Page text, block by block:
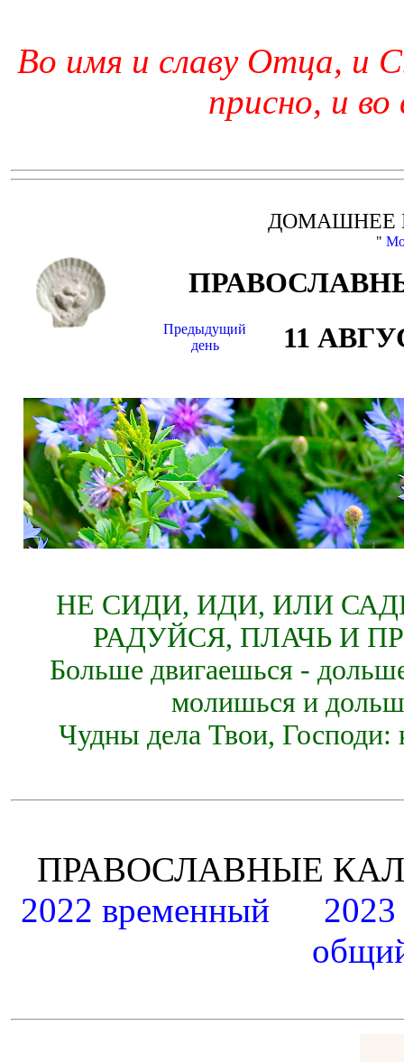
Во имя и славу Отца, и
присно, и во
ДОМАШНЕЕ
"
Предыдущий
день
11
НЕ СИДИ, ИДИ, ИЛИ
РАДУЙСЯ, ПЛАЧЬ И
Больше двигаешься -
молишься и
Чудны дела Твои, Господи:
ПРАВОСЛАВНЫЕ
2022 временный